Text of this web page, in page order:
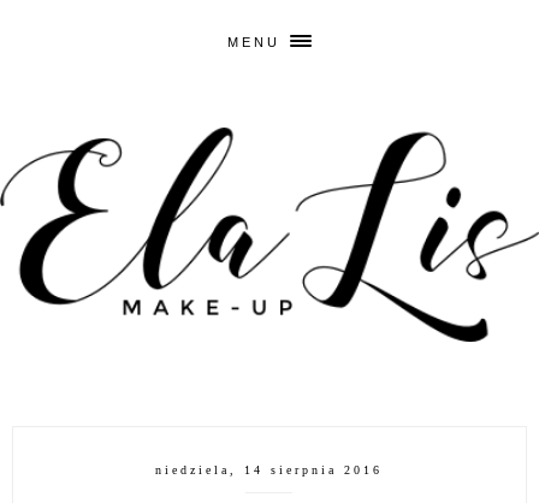
MENU
niedziela, 14 sierpnia 2016